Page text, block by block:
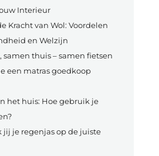
Interieur
Kracht van Wol: Voordelen
en Welzijn
samen thuis – samen fietsen
een matras goedkoop
het huis: Hoe gebruik je
jij je regenjas op de juiste